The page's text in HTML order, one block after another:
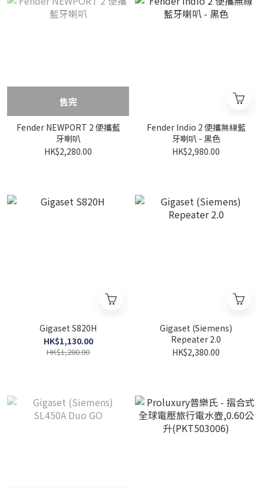
售完
Fender NEWPORT 2 便攜藍
牙喇叭
HK$2,280.00
Fender Indio 2 便攜無線藍
牙喇叭 - 黑色
HK$2,980.00
Gigaset S820H
HK$1,130.00
HK$1,280.00
Gigaset (Siemens)
Repeater 2.0
HK$2,380.00